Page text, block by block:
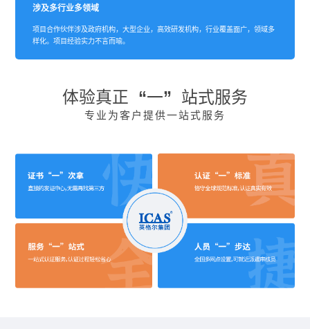
涉及多行业多领域
项目合作伙伴涉及政府机构，大型企业，高效研发机构，行业覆盖面广，领域多
样化。项目经验实力不言而喻。
体验真正 “一” 站式服务
专业为客户提供一站式服务